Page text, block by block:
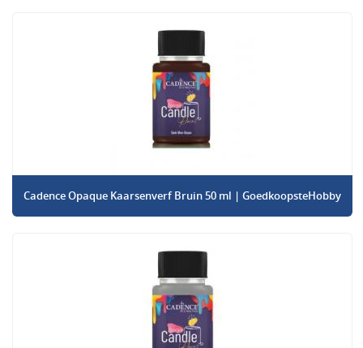
Cadence Opaque Kaarsenverf Bruin 50 ml | GoedkoopsteHobby